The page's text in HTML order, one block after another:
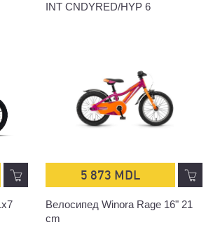
INT CNDYRED/HYP 6
5 873 MDL
Велосипед Winora Rage 16" 21
cm